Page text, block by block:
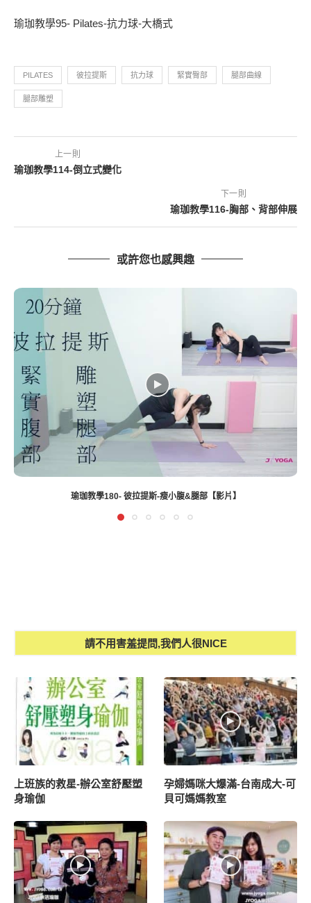
瑜珈教學95- Pilates-抗力球-大橋式
PILATES 彼拉提斯 抗力球 緊實臀部 腿部曲線
腿部雕塑
上一則
瑜珈教學114-倒立式變化
下一則
瑜珈教學116-胸部、背部伸展
或許您也感興趣
瑜珈教學157-緊實臀部-牛面式【瑜珈影片】
請不用害羞提問,我們人很NICE
上班族的救星-辦公室舒壓塑
身瑜伽
孕婦媽咪大爆滿-台南成大-可
貝可媽媽教室